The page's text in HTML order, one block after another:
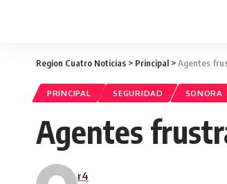
Region Cuatro Noticias > Principal >Agentes
PRINCIPAL SEGURIDAD SONORA
Agentes
r4